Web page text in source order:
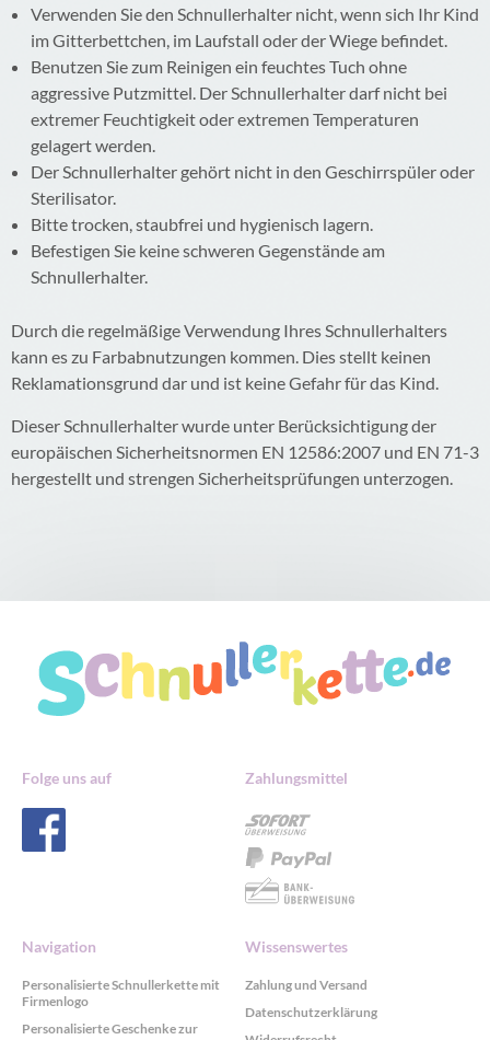
Verwenden Sie den Schnullerhalter nicht, wenn sich Ihr Kind
im Gitterbettchen, im Laufstall oder der Wiege befindet.
Benutzen Sie zum Reinigen ein feuchtes Tuch ohne
aggressive Putzmittel. Der Schnullerhalter darf nicht bei
extremer Feuchtigkeit oder extremen Temperaturen
gelagert werden.
Der Schnullerhalter gehört nicht in den Geschirrspüler oder
Sterilisator.
Bitte trocken, staubfrei und hygienisch lagern.
Befestigen Sie keine schweren Gegenstände am
Schnullerhalter.
Durch die regelmäßige Verwendung Ihres Schnullerhalters
kann es zu Farbabnutzungen kommen. Dies stellt keinen
Reklamationsgrund dar und ist keine Gefahr für das Kind.
Dieser Schnullerhalter wurde unter Berücksichtigung der
europäischen Sicherheitsnormen EN 12586:2007 und EN 71-3
hergestellt und strengen Sicherheitsprüfungen unterzogen.
Folge uns auf Zahlungsmittel
Navigation
Personalisierte Schnullerkette mit
Firmenlogo
Personalisierte Geschenke zur
Wissenswertes
Zahlung und Versand
Datenschutzerklärung